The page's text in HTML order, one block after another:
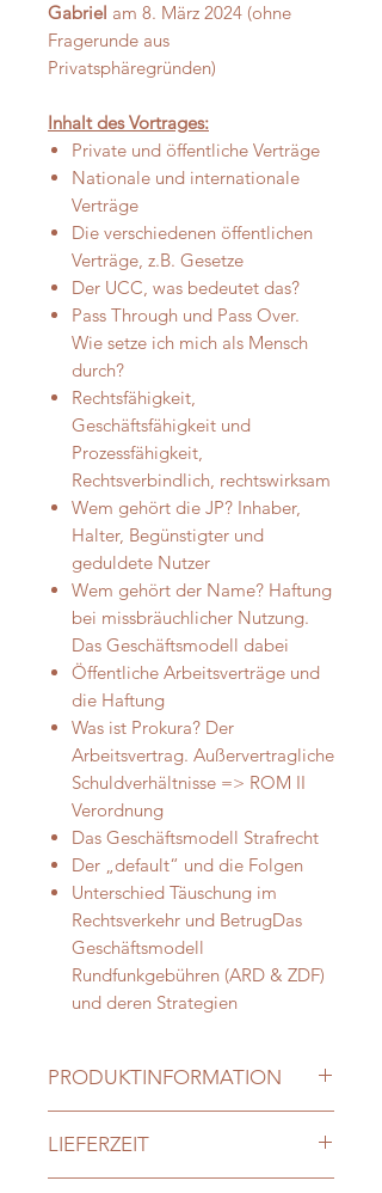
Gabriel am 8. März 2024 (ohne
Fragerunde aus
Privatsphäregründen)
Inhalt des Vortrages:
Private und öffentliche Verträge
Nationale und internationale
Verträge
Die verschiedenen öffentlichen
Verträge, z.B. Gesetze
Der UCC, was bedeutet das?
Pass Through und Pass Over.
Wie setze ich mich als Mensch
durch?
Rechtsfähigkeit,
Geschäftsfähigkeit und
Prozessfähigkeit,
Rechtsverbindlich, rechtswirksam
Wem gehört die JP? Inhaber,
Halter, Begünstigter und
geduldete Nutzer
Wem gehört der Name? Haftung
bei missbräuchlicher Nutzung.
Das Geschäftsmodell dabei
Öffentliche Arbeitsverträge und
die Haftung
Was ist Prokura? Der
Arbeitsvertrag. Außervertragliche
Schuldverhältnisse => ROM II
Verordnung
Das Geschäftsmodell Strafrecht
Der „default“ und die Folgen
Unterschied Täuschung im
Rechtsverkehr und BetrugDas
Geschäftsmodell
Rundfunkgebühren (ARD & ZDF)
und deren Strategien
PRODUKTINFORMATION
2024
Referent: Gabriel
LIEFERZEIT